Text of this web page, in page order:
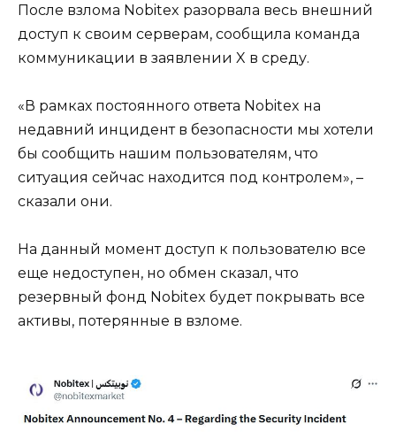
После взлома Nobitex разорвала весь внешний
доступ к своим серверам, сообщила команда
коммуникации в заявлении X в среду.
«В рамках постоянного ответа Nobitex на
недавний инцидент в безопасности мы хотели
бы сообщить нашим пользователям, что
ситуация сейчас находится под контролем», –
сказали они.
На данный момент доступ к пользователю все
еще недоступен, но обмен сказал, что
резервный фонд Nobitex будет покрывать все
активы, потерянные в взломе.